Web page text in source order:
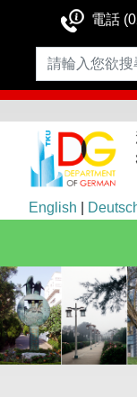
電話
English